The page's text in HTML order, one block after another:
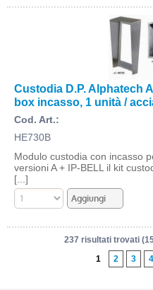
Custodia D.P. Alphatech
box incasso, 1 unità /
Cod. Art.:
HE730B
Modulo custodia con incasso
versioni A + IP-BELL il kit
[...]
237 risultati trovati
1
2 3 4